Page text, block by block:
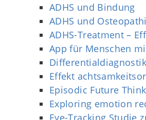
ADHS und Bindung
ADHS und
ADHS-Treatment –
App für Menschen
Differentialdiagnostik
Effekt
Episodic Future
Exploring emotion
Eye-Tracking Studie